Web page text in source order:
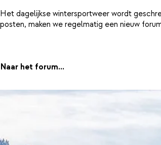
Het dagelijkse wintersportweer wordt
posten, maken we regelmatig een nieuw
Naar het forum...